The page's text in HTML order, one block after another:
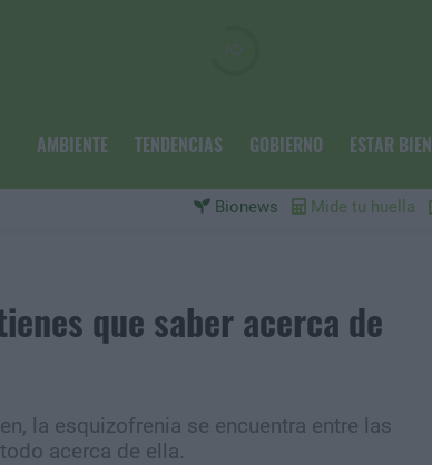
AMBIENTE TENDENCIAS GOBIERNO ESTAR BIEN
Bionews Mide tu huella
que saber acerca de
la esquizofrenia se encuentra entre las
acerca de ella.